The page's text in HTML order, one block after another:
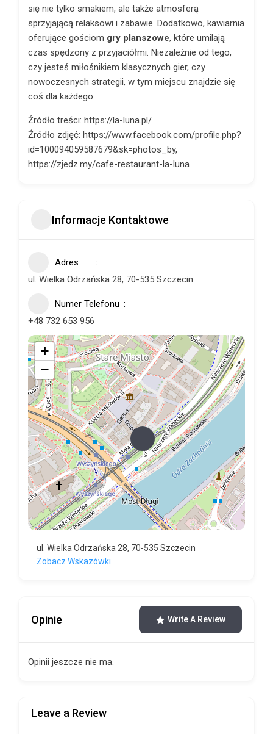
się nie tylko smakiem, ale także atmosferą
sprzyjającą relaksowi i zabawie. Dodatkowo, kawiarnia
oferujące gościom gry planszowe, które umilają
czas spędzony z przyjaciółmi. Niezależnie od tego,
czy jesteś miłośnikiem klasycznych gier, czy
nowoczesnych strategii, w tym miejscu znajdzie się
coś dla każdego.
Źródło treści: https://la-luna.pl/
Źródło zdjęć: https://www.facebook.com/profile.php?
id=100094059587679&sk=photos_by,
https://zjedz.my/cafe-restaurant-la-luna
Informacje Kontaktowe
Adres
ul. Wielka Odrzańska 28, 70-535 Szczecin
Numer Telefonu
+48 732 653 956
+
−
ul. Wielka Odrzańska 28, 70-535 Szczecin
Zobacz Wskazówki
Opinie Write A Review
Opinii jeszcze nie ma.
Leave a Review